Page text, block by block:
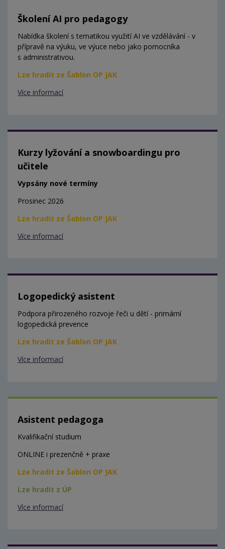
Školení AI pro pedagogy
Nabídka školení s tematikou využití AI ve vzdělávání - v
přípravě na výuku, ve výuce nebo jako pomocníka
s administrativou.
Lze hradit ze Šablon OP JAK
Více informací
Kurzy lyžování a snowboardingu pro
učitele
Vypsány nové termíny
Prosinec 2026
Lze hradit ze Šablon OP JAK
Více informací
Logopedický asistent
Podpora přirozeného rozvoje řeči u dětí - primární
logopedická prevence
Lze hradit ze Šablon OP JAK
Více informací
Asistent pedagoga
Kvalifikační studium
ONLINE i prezenčně + praxe
Lze hradit ze Šablon OP JAK
Lze hradit z ÚP
Více informací